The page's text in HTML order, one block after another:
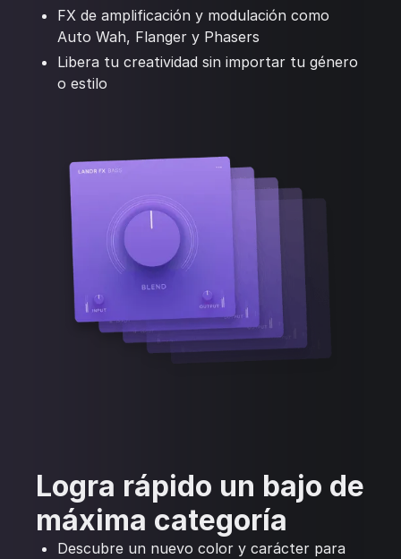
FX de amplificación y modulación como
Auto Wah, Flanger y Phasers
Libera tu creatividad sin importar tu género
o estilo
Logra rápido un bajo de
máxima categoría
Descubre un nuevo color y carácter para